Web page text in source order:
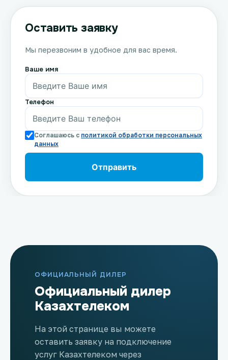
Оставить заявку
Мы перезвоним в удобное для вас время.
Ваше имя
Телефон
Соглашаюсь с политикой обработки персональных
данных
ОФИЦИАЛЬНЫЙ ДИЛЕР
Официальный дилер
Казахтелеком
На этой странице вы можете
оставить заявку на подключение
услуг Казахтелеком через